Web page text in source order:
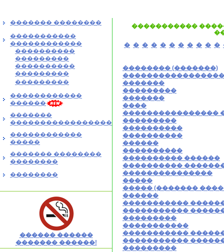
������� ��������
�����������
������������
����������
���������
����������
���������
���������
������������
������
�������
�����������������
������������
�����
������� ��������
��������
��������
������ ������
������� ������!
�����������
� � � � � � � � � � �
�������� (�������)
�������
���������
�������
����
����������������
���������
����������
����������
������
����������
���������� ������
����������
���������������
�����
����� (�������
������
�����������
�����������
���������
�����������
�����������
�����������
���������